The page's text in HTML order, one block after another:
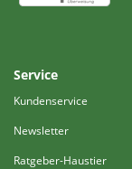
Service
Kundenservice
Newsletter
Ratgeber-Haustier